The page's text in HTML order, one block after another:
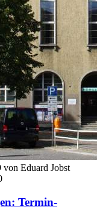
Eduard Jobst
Termin-